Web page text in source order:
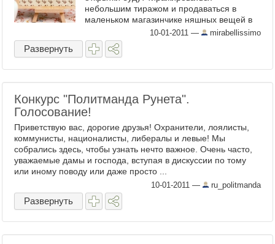
небольшим тиражом и продаваться в
маленьком магазинчике няшных вещей в
торговом центре в донецке. я ...
10-01-2011 — mirabellissimo
Развернуть
Конкурс "Политманда Рунета".
Голосование!
Приветствую вас, дорогие друзья! Охранители, лоялисты,
коммунисты, националисты, либералы и левые! Мы
собрались здесь, чтобы узнать нечто важное. Очень часто,
уважаемые дамы и господа, вступая в дискуссии по тому
или иному поводу или даже просто ...
10-01-2011 — ru_politmanda
Развернуть